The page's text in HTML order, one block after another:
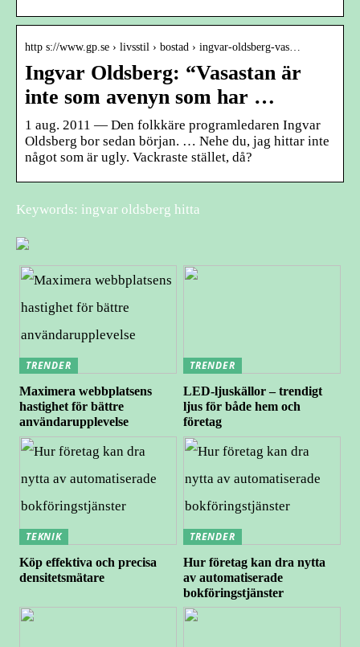
http s://www.gp.se › livsstil › bostad › ingvar-oldsberg-vas…
Ingvar Oldsberg: “Vasastan är
inte som avenyn som har …
1 aug. 2011 — Den folkkäre programledaren Ingvar
Oldsberg bor sedan början. … Nehe du, jag hittar inte
något som är ugly. Vackraste stället, då?
Keywords: ingvar oldsberg hitta
TRENDER
Maximera webbplatsens
hastighet för bättre
användarupplevelse
TRENDER
LED-ljuskällor – trendigt
ljus för både hem och
företag
TEKNIK
Köp effektiva och precisa
densitetsmätare
TRENDER
Hur företag kan dra nytta
av automatiserade
bokföringstjänster